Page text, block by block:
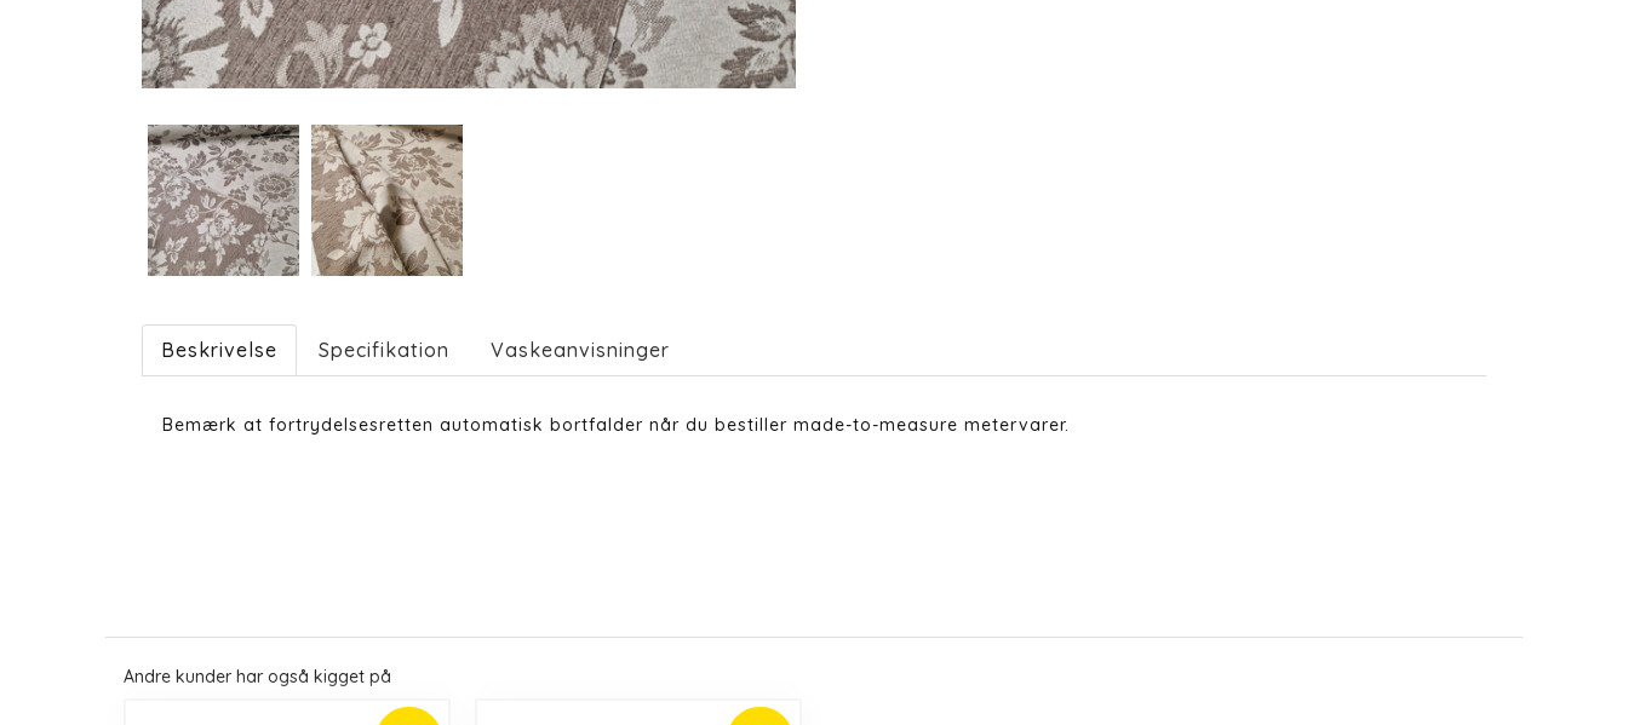
Beskrivelse Specifikation Vaskeanvisninger
Bemærk at fortrydelsesretten automatisk bortfalder når du bestiller made-to-measure metervarer.
Andre kunder har også kigget på